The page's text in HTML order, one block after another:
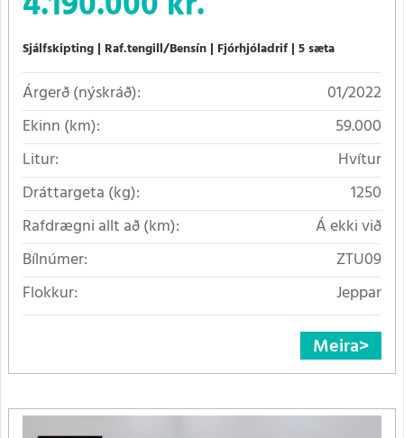
Sjálfskipting Raf.tengill/Bensín Fjórhjóladrif 5 sæta
Árgerð (nýskráð):
01/2022
Ekinn (km):
59.000
Litur:
Hvítur
Dráttargeta (kg):
1250
Rafdrægni allt að (km):
Á ekki við
Bílnúmer:
ZTU09
Flokkur:
Jeppar
Meira